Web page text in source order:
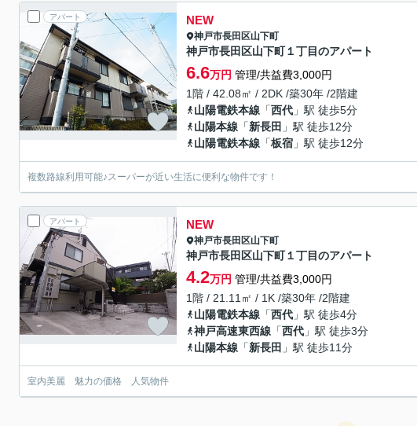
アパート NEW
神戸市長田区山下町
神戸市長田区山下町１丁目のアパート
6.6万円 管理/共益費3,000円
1階 / 42.08㎡ / 2DK /築30年 /2階建
山陽電鉄本線 「西代 」駅 徒歩5分
山陽本線 「新長田 」駅 徒歩12分
山陽電鉄本線 「板宿 」駅 徒歩12分
複数路線利用可能♪スーパーが近い生活に便利な物件です！
アパート NEW
神戸市長田区山下町
神戸市長田区山下町１丁目のアパート
4.2万円 管理/共益費3,000円
1階 / 21.11㎡ / 1K /築30年 /2階建
山陽電鉄本線 「西代 」駅 徒歩4分
神戸高速東西線 「西代 」駅 徒歩3分
山陽本線 「新長田 」駅 徒歩11分
室内美麗 魅力の価格 人気物件